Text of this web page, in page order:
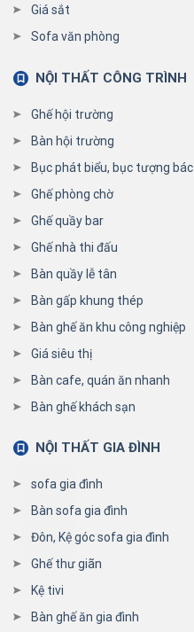
Giá sắt
Sofa văn phòng
NỘI THẤT CÔNG TRÌNH
Ghế hội trường
Bàn hội trường
Bục phát biểu, bục tượng bác
Ghế phòng chờ
Ghế quầy bar
Ghế nhà thi đấu
Bàn quầy lễ tân
Bàn gấp khung thép
Bàn ghế ăn khu công nghiệp
Giá siêu thị
Bàn cafe, quán ăn nhanh
Bàn ghế khách sạn
NỘI THẤT GIA ĐÌNH
sofa gia đình
Bàn sofa gia đình
Đôn, Kệ góc sofa gia đình
Ghế thư giãn
Kệ tivi
Bàn ghế ăn gia đình